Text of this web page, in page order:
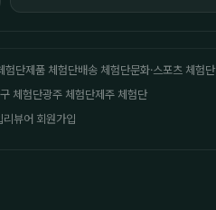
험단제품 체험단배송 체험단문화·스포츠 체험단
체험단광주 체험단제주 체험단
리뷰어 회원가입